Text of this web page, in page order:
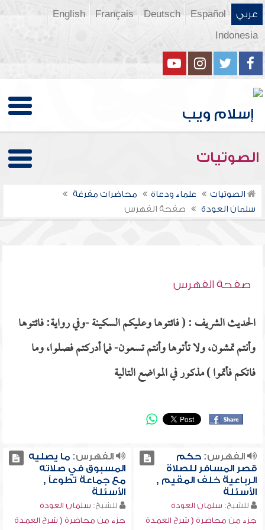
عربي Español
Deutsch
Français
English
Indonesia
الصوتيات
الصوتيات علماء ودعاة
محاضرات مفرغة
سلمان العودة
صفحة الفهرس
صفحة الفهرس
الحديث الشريف : ( فائتوها وعليكم السكينة -وفي رواية: فائتوها
وأنتم تمشون، ولا تأتوها وأنتم تسعون- فما أدركتم فصلوا، وما
فاتكم فأتموا ) مذكور في المواضع التالية
الفهرس:حكم
قصر المسافر للصلاة
الرباعية خلف المقيم ,
الأسئلة
للشيخ: سلمان العودة
جزء من محاضرة ( شرح العمدة
الفهرس:ما يصليه
المسبوق في صلاته
مع جماعة تطوعاً ,
الأسئلة
للشيخ: سلمان العودة
جزء من محاضرة ( شرح العمدة